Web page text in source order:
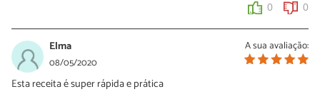
0 0
A sua avaliação:
Elma
08/05/2020
Esta receita é super rápida e prática